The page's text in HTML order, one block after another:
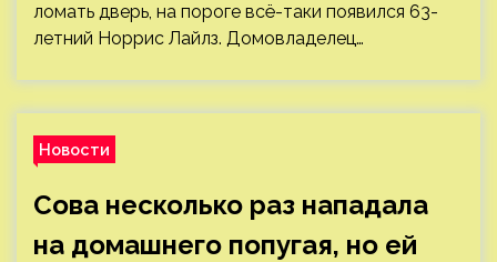
ломать дверь, на пороге всё-таки появился 63-
летний Норрис Лайлз. Домовладелец…
Новости
Сова несколько раз нападала
на домашнего попугая, но ей